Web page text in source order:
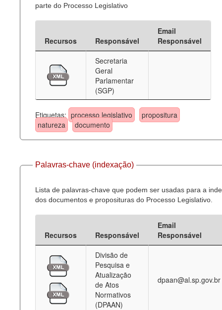
parte do Processo Legislativo
Recursos Responsável
Email
Responsável
Secretaria
Geral
Parlamentar
(SGP)
Etiquetas: processo legislativo
propositura
natureza
documento
Palavras-chave (indexação)
Lista de palavras-chave que podem ser usadas para a
dos documentos e proposituras do Processo Legislativo.
Recursos Responsável
Email
Responsável
Divisão de
Pesquisa e
Atualização
de Atos
Normativos
(DPAAN)
dpaan@al.sp.gov.br